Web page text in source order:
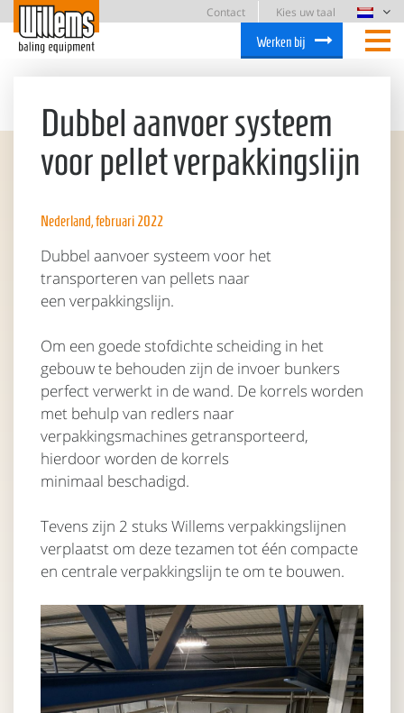
Contact
Kies uw taal
Werken bij
Dubbel aanvoer systeem
voor pellet verpakkingslijn
Nederland, februari 2022
Dubbel aanvoer systeem voor het
transporteren van pellets naar
een verpakkingslijn.
Om een goede stofdichte scheiding in het
gebouw te behouden zijn de invoer bunkers
perfect verwerkt in de wand. De korrels worden
met behulp van redlers naar
verpakkingsmachines getransporteerd,
hierdoor worden de korrels
minimaal beschadigd.
Tevens zijn 2 stuks Willems verpakkingslijnen
verplaatst om deze tezamen tot één compacte
en centrale verpakkingslijn te om te bouwen.